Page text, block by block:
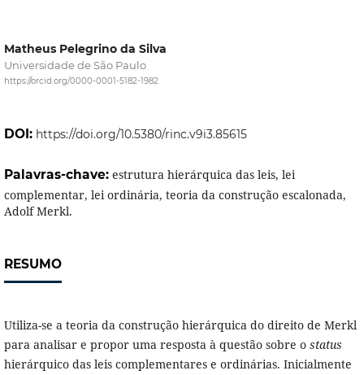
Matheus Pelegrino da Silva
Universidade de São Paulo
https://orcid.org/0000-0001-5182-1982
DOI: https://doi.org/10.5380/rinc.v9i3.85615
Palavras-chave: estrutura hierárquica das leis, lei
complementar, lei ordinária, teoria da construção escalonada,
Adolf Merkl.
RESUMO
Utiliza-se a teoria da construção hierárquica do direito de Merkl
para analisar e propor uma resposta à questão sobre o status
hierárquico das leis complementares e ordinárias. Inicialmente